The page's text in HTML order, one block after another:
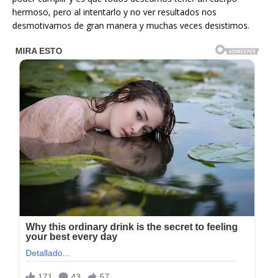
hermoso, pero al intentarlo y no ver resultados nos
desmotivamos de gran manera y muchas veces desistimos.